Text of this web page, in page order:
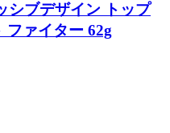
シブデザイン トップ
ファイター 62g